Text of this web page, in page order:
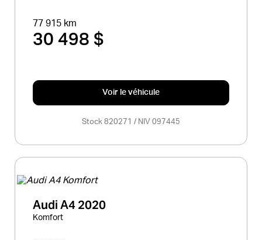
77 915 km
30 498 $
Voir le véhicule
Stock 820271 / NIV 097445
Audi A4 2020
Komfort